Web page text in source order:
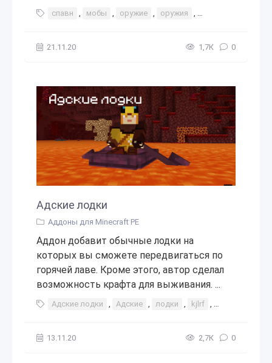
спавн , мобы , оружие , оружия , интересное
21.11.20 1,7К 0
Адские лодки
Аддоны для Minecraft PE
Аддон добавит обычные лодки на
которых вы сможете передвигаться по
горячей лаве. Кроме этого, автор сделал
возможность крафта для выживания. ...
Адские лодки , Адские , лодки , kjlrf , лодка
13.11.20 2,7К 0